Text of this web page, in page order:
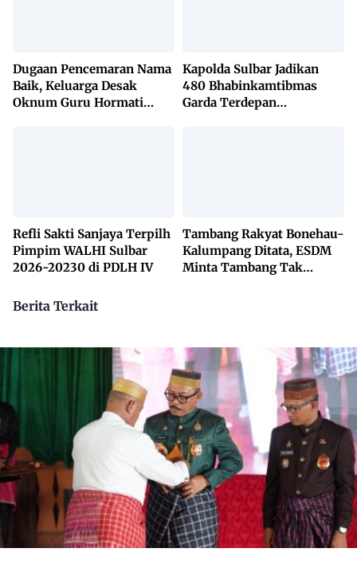
Dugaan Pencemaran Nama
Baik, Keluarga Desak
Oknum Guru Hormati
Kapolda Sulbar Jadikan
480 Bhabinkamtibmas
Garda Terdepan
Refli Sakti Sanjaya Terpilh
Pimpim WALHI Sulbar
2026-20230 di PDLH IV
Tambang Rakyat Bonehau-
Kalumpang Ditata, ESDM
Minta Tambang Tak
Berita Terkait